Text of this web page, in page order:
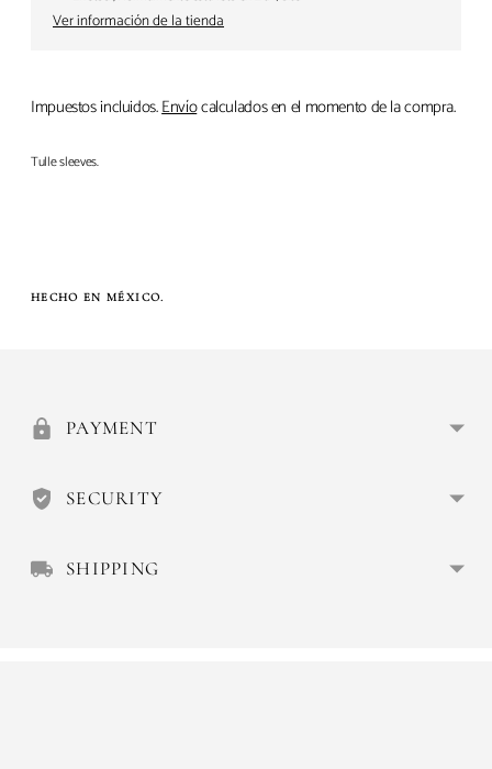
Ver información de la tienda
Impuestos incluidos.Envíocalculados en el momento de la compra.
Tulle sleeves.
HECHO EN MÉXICO.
a
la
PAYMENT
SECURITY
SHIPPING